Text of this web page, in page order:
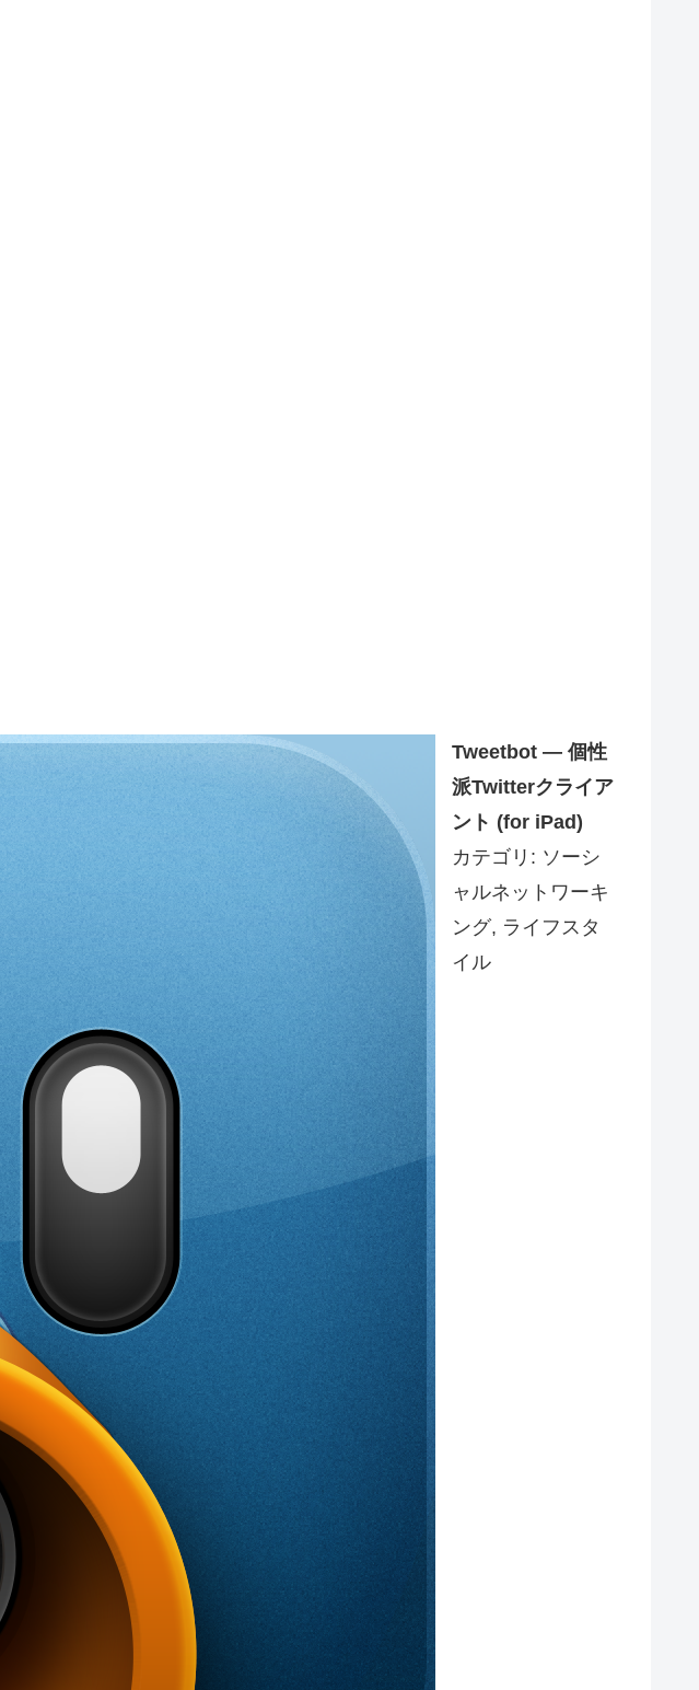
Tweetbot ― 個性
派Twitterクライア
ント (for iPad)
カテゴリ: ソーシ
ャルネットワーキ
ング, ライフスタ
イル